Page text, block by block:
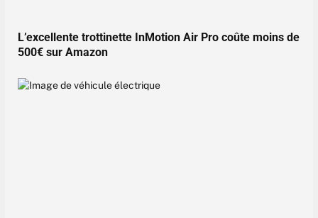
L’excellente trottinette InMotion Air Pro coûte moins de
500€ sur Amazon